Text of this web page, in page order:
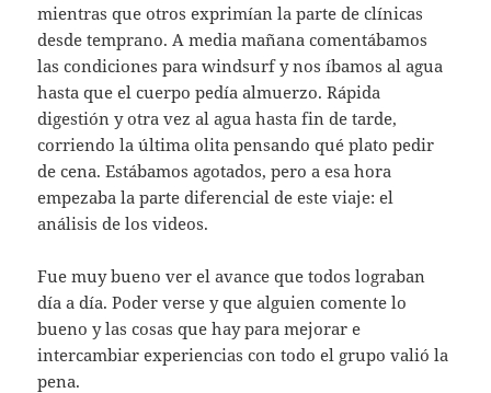
mientras que otros exprimían la parte de clínicas
desde temprano. A media mañana comentábamos
las condiciones para windsurf y nos íbamos al agua
hasta que el cuerpo pedía almuerzo. Rápida
digestión y otra vez al agua hasta fin de tarde,
corriendo la última olita pensando qué plato pedir
de cena. Estábamos agotados, pero a esa hora
empezaba la parte diferencial de este viaje: el
análisis de los videos.
Fue muy bueno ver el avance que todos lograban
día a día. Poder verse y que alguien comente lo
bueno y las cosas que hay para mejorar e
intercambiar experiencias con todo el grupo valió la
pena.